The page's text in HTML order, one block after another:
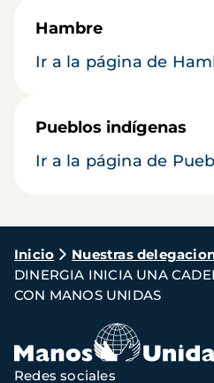
Hambre
Ir a la página de
Pueblos indígenas
Ir a la página de
Ruta
de
navegación
Inicio Nuestras
DINERGIA INICIA UNA
CON MANOS UNIDAS
Redes sociales